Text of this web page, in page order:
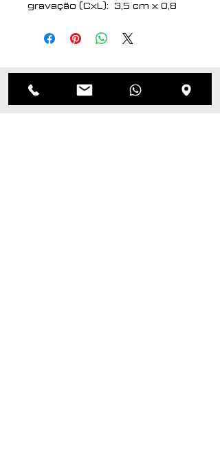
gravação (CxL): 3,5 cm x 0,8
Tamanho total
Related